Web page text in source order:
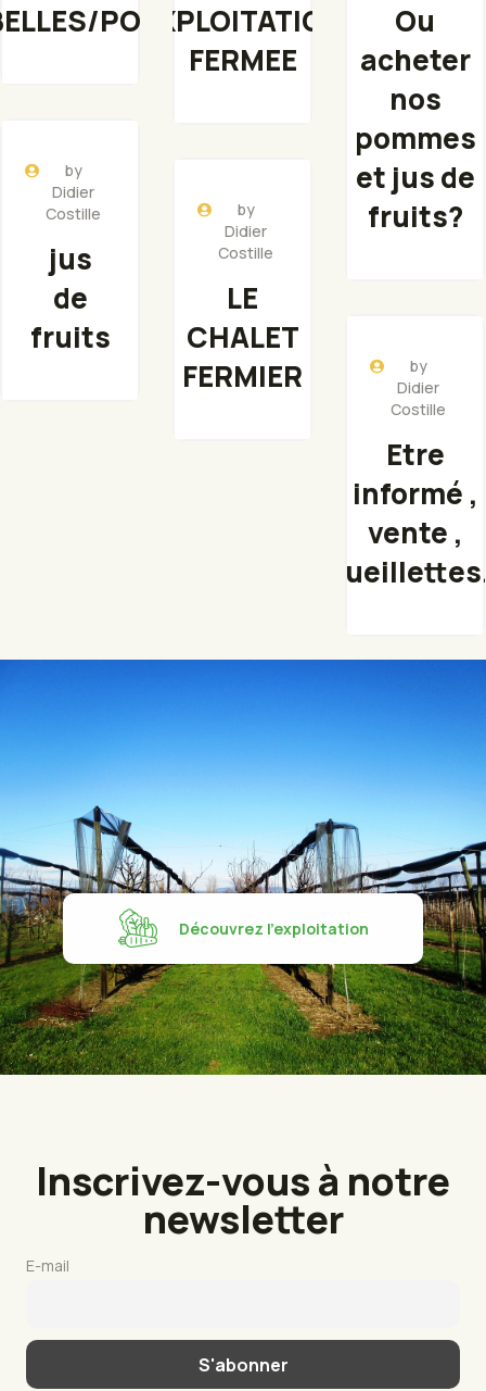
POMMES
EXPLOITATION
FERMEE
Ou
acheter
nos
pommes
et jus de
fruits?
by
Didier
Costille
jus
de
fruits
by
Didier
Costille
LE
CHALET
FERMIER
by
Didier
Costille
Etre
informé ,
vente ,
Découvrez l'exploitation
Inscrivez-vous à notre
newsletter
E-mail